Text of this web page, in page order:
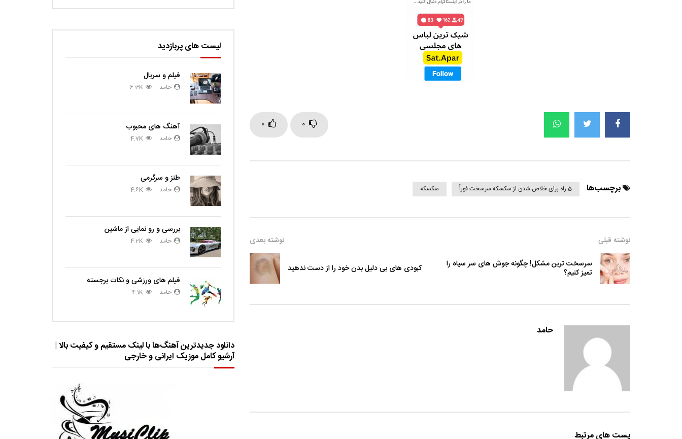
0 0
برچسب‌ها 5 راه برای خلاص شدن از سکسکه سرسخت فوراً سکسکه
نوشته قبلی
سرسخت ترین مشکل! چگونه جوش های سر سیاه را
تمیز کنیم؟
نوشته بعدی
کبودی های بی دلیل بدن خود را از دست ندهید
حامد
پست های مرتبط
لیست های پربازدید
فیلم و سریال
حامد 6.3K
آهنگ های محبوب
حامد 4.7K
طنز و سرگرمی
حامد 4.6K
بررسی و رو نمایی از ماشین
حامد 4.2K
فیلم های ورزشی و نکات برجسته
حامد 4.1K
دانلود جدیدترین آهنگ‌ها با لینک مستقیم و کیفیت بالا |
آرشیو کامل موزیک ایرانی و خارجی